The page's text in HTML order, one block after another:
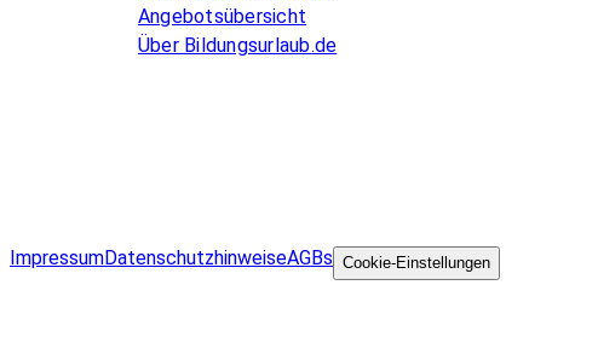
Angebotsübersicht
Über Bildungsurlaub.de
ImpressumDatenschutzhinweiseAGBs Cookie-Einstellungen